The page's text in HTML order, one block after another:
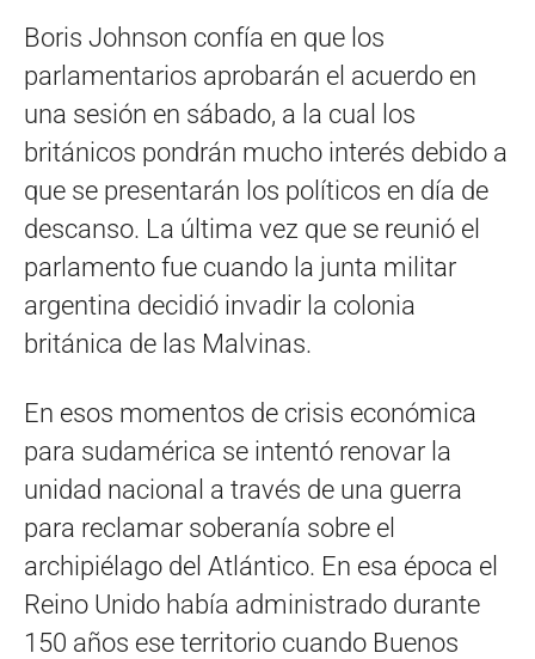
Boris Johnson confía en que los
parlamentarios aprobarán el acuerdo en
una sesión en sábado, a la cual los
británicos pondrán mucho interés debido a
que se presentarán los políticos en día de
descanso. La última vez que se reunió el
parlamento fue cuando la junta militar
argentina decidió invadir la colonia
británica de las Malvinas.
En esos momentos de crisis económica
para sudamérica se intentó renovar la
unidad nacional a través de una guerra
para reclamar soberanía sobre el
archipiélago del Atlántico. En esa época el
Reino Unido había administrado durante
150 años ese territorio cuando Buenos